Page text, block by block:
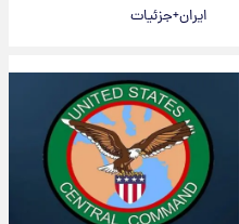
ایران+جزئیات